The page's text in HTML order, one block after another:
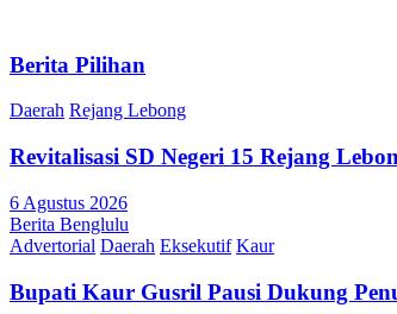
Berita Pilihan
Daerah Rejang Lebong
Revitalisasi SD Negeri 15 Rejang
6 Agustus 2026
Berita Benglulu
Advertorial Daerah Eksekutif Kaur
Bupati Kaur Gusril Pausi Dukung